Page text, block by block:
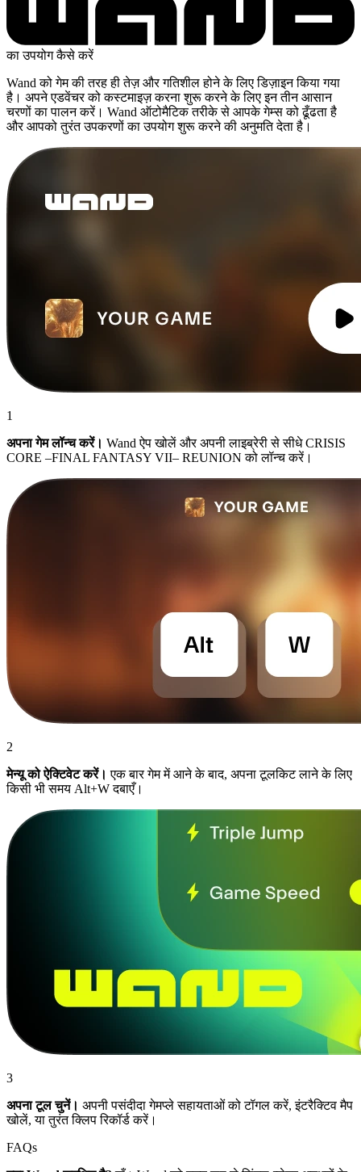
का उपयोग कैसे करें
Wand को गेम की तरह ही तेज़ और गतिशील होने के लिए डिज़ाइन किया गया
है। अपने एडवेंचर को कस्टमाइज़ करना शुरू करने के लिए इन तीन आसान
चरणों का पालन करें। Wand ऑटोमैटिक तरीके से आपके गेम्स को ढूँढता है
और आपको तुरंत उपकरणों का उपयोग शुरू करने की अनुमति देता है।
1
अपना गेम लॉन्च करें। Wand ऐप खोलें और अपनी लाइब्रेरी से सीधे CRISIS
CORE –FINAL FANTASY VII– REUNION को लॉन्च करें।
2
मेन्यू को ऐक्टिवेट करें। एक बार गेम में आने के बाद, अपना टूलकिट लाने के लिए
किसी भी समय Alt+W दबाएँ।
3
अपना टूल चुनें। अपनी पसंदीदा गेमप्ले सहायताओं को टॉगल करें, इंटरैक्टिव मैप
खोलें, या तुरंत क्लिप रिकॉर्ड करें।
FAQs